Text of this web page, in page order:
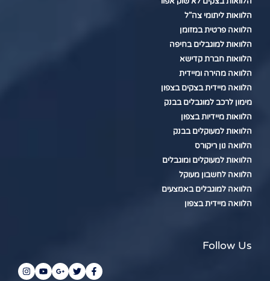
הלוואות ליתומי צה"ל
הלוואה פרטית במזומן
הלוואות למוגבלים בחיפה
הלוואות חברת קדישא
הלוואה מהירה ומיידית
הלוואה מיידית בצקים בצפון
מימון לרכב למוגבלים בבנק
הלוואות מיידיות בצפון
הלוואות למעוקלים בבנק
הלוואה נון ריקורס
הלוואות למעוקלים ומוגבלים
הלוואה לחשבון מעוקל
הלוואה למוגבלים באמצעים
הלוואה מיידית בצפון
Follow Us